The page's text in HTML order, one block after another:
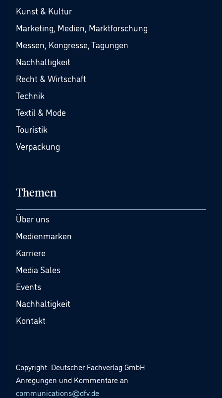
Kunst & Kultur
Marketing, Medien, Marktforschung
Messen, Kongresse, Tagungen
Nachhaltigkeit
Recht & Wirtschaft
Technik
Textil & Mode
Touristik
Verpackung
Themen
Über uns
Medienmarken
Karriere
Media Sales
Events
Nachhaltigkeit
Kontakt
Copyright: Deutscher Fachverlag GmbH
Anregungen und Kommentare an
communications@dfv.de